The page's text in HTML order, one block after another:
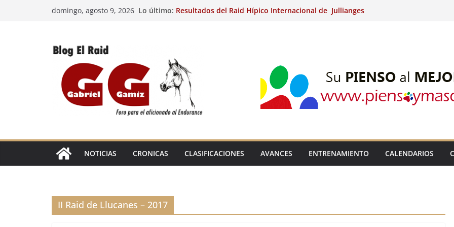
domingo, agosto 9, 2026 Lo último: Resultados del Raid Hípico Internacional de Jullianges
Caballos Jóvenes de Raid.
Raid Hípico Eladina Kung (Badajoz).
EL
NOTICIAS CRONICAS CLASIFICACIONES AVANCES ENTRENAMIENTO CALENDARIOS
II Raid de Llucanes – 2017